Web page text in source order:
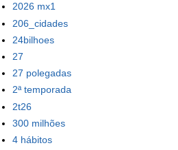
2026 mx1
206_cidades
24bilhoes
27
27 polegadas
2ª temporada
2t26
300 milhões
4 hábitos